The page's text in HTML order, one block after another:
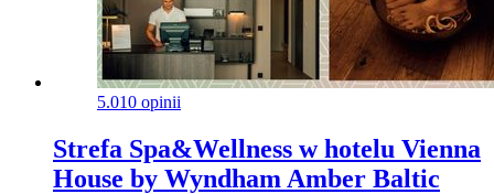
5.010 opinii
Strefa Spa&Wellness w hotelu Vienna
House by Wyndham Amber Baltic